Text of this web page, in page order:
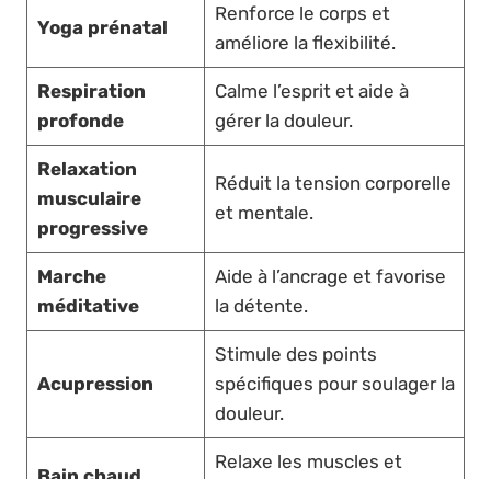
Yoga prénatal
Renforce le corps et
améliore la flexibilité.
Respiration
profonde
Calme l’esprit et aide à
gérer la douleur.
Relaxation
musculaire
progressive
Réduit la tension corporelle
et mentale.
Marche
méditative
Aide à l’ancrage et favorise
la détente.
Acupression
Stimule des points
spécifiques pour soulager la
douleur.
Relaxe les muscles et